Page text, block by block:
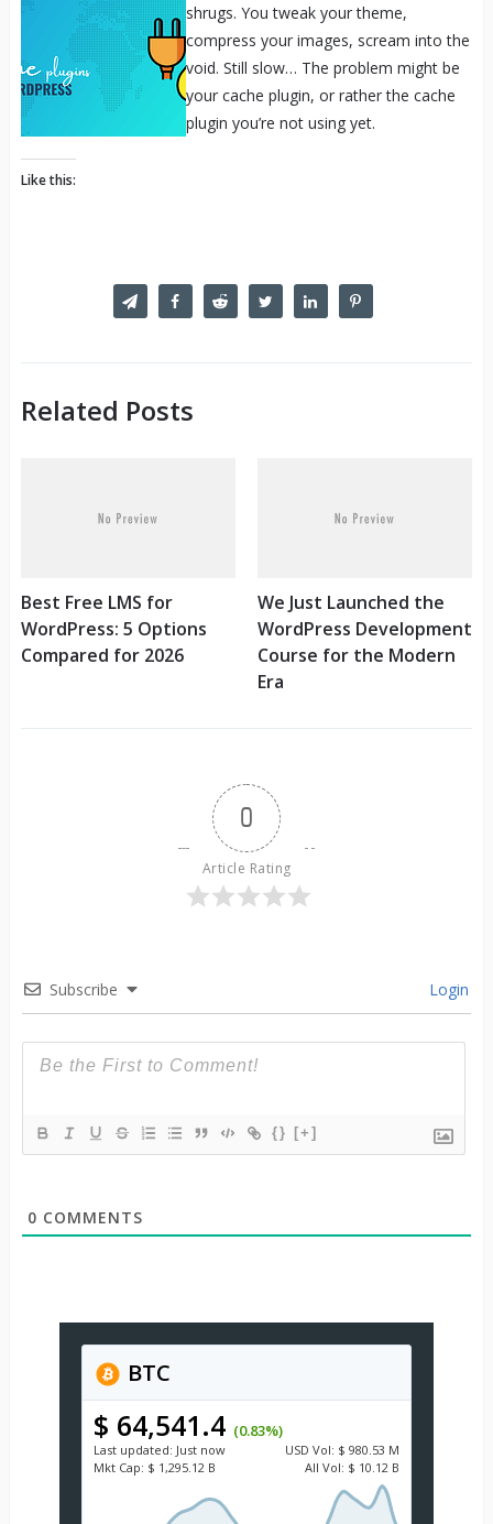
shrugs. You tweak your theme,
compress your images, scream into the
void. Still slow… The problem might be
your cache plugin, or rather the cache
plugin you’re not using yet.
Like this:
Related Posts
Best Free LMS for
WordPress: 5 Options
Compared for 2026
We Just Launched the
WordPress Development
Course for the Modern
Era
0
Article Rating
Subscribe Login
{} [+]
0 COMMENTS
BTC
$ 64,541.4 (0.83%)
Last updated: Just now USD Vol: $ 980.53 M
Mkt Cap: $ 1,295.12 B All Vol: $ 10.12 B